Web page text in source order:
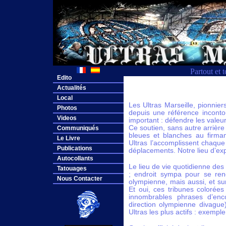
Partout et
Edito
Actualités
Local
Photos
Videos
Communiqués
Le Livre
Publications
Autocollants
Tatouages
Nous Contacter
Les Ultras Marseille,
depuis une référence
important : défendre les
Ce soutien, sans autre
bleues et blanches au
Ultras l’accomplissent
déplacements. Notre lieu
Le lieu de vie quotidienne
; endroit sympa pour se
olympienne, mais aussi, et
Et oui, ces tribunes
innombrables phrases
direction olympienne
Ultras les plus actifs :